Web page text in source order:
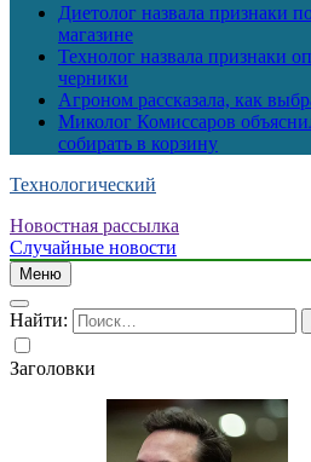
Диетолог назвала признаки
магазине
Технолог назвала признаки
черники
Агроном рассказала, как
Миколог Комиссаров
собирать в корзину
Технологический
Новостная рассылка
Случайные новости
Меню
Найти:
Заголовки